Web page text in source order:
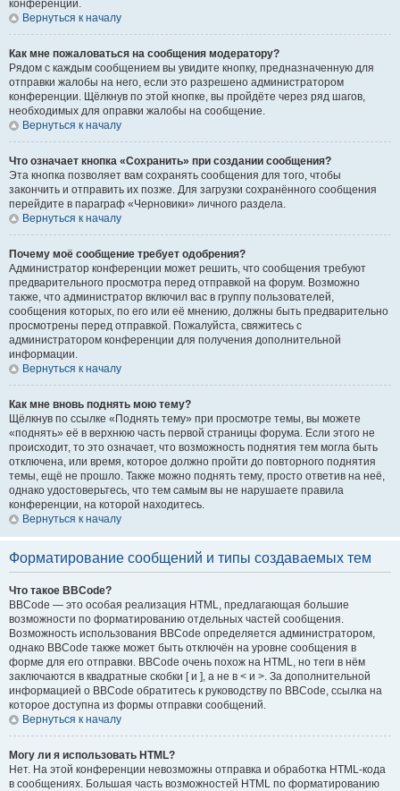
конференции.
Вернуться к началу
Как мне пожаловаться на сообщения модератору?
Рядом с каждым сообщением вы увидите кнопку, предназначенную для
отправки жалобы на него, если это разрешено администратором
конференции. Щёлкнув по этой кнопке, вы пройдёте через ряд шагов,
необходимых для оправки жалобы на сообщение.
Вернуться к началу
Что означает кнопка «Сохранить» при создании сообщения?
Эта кнопка позволяет вам сохранять сообщения для того, чтобы
закончить и отправить их позже. Для загрузки сохранённого сообщения
перейдите в параграф «Черновики» личного раздела.
Вернуться к началу
Почему моё сообщение требует одобрения?
Администратор конференции может решить, что сообщения требуют
предварительного просмотра перед отправкой на форум. Возможно
также, что администратор включил вас в группу пользователей,
сообщения которых, по его или её мнению, должны быть предварительно
просмотрены перед отправкой. Пожалуйста, свяжитесь с
администратором конференции для получения дополнительной
информации.
Вернуться к началу
Как мне вновь поднять мою тему?
Щёлкнув по ссылке «Поднять тему» при просмотре темы, вы можете
«поднять» её в верхнюю часть первой страницы форума. Если этого не
происходит, то это означает, что возможность поднятия тем могла быть
отключена, или время, которое должно пройти до повторного поднятия
темы, ещё не прошло. Также можно поднять тему, просто ответив на неё,
однако удостоверьтесь, что тем самым вы не нарушаете правила
конференции, на которой находитесь.
Вернуться к началу
Форматирование сообщений и типы создаваемых тем
Что такое BBCode?
BBCode — это особая реализация HTML, предлагающая большие
возможности по форматированию отдельных частей сообщения.
Возможность использования BBCode определяется администратором,
однако BBCode также может быть отключён на уровне сообщения в
форме для его отправки. BBCode очень похож на HTML, но теги в нём
заключаются в квадратные скобки [ и ], а не в < и >. За дополнительной
информацией о BBCode обратитесь к руководству по BBCode, ссылка на
которое доступна из формы отправки сообщений.
Вернуться к началу
Могу ли я использовать HTML?
Нет. На этой конференции невозможны отправка и обработка HTML-кода
в сообщениях. Большая часть возможностей HTML по форматированию